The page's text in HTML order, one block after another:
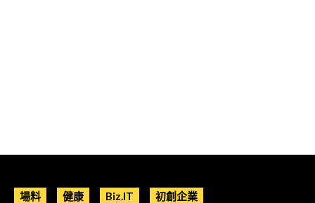
場料 健康 Biz.IT 初創企業